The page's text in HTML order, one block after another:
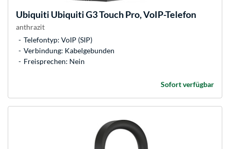
Ubiquiti Ubiquiti G3 Touch Pro, VoIP-Telefon
anthrazit
Telefontyp: VoIP (SIP)
Verbindung: Kabelgebunden
Freisprechen: Nein
Sofort verfügbar